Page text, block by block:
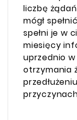
liczbę
mógł
spełni je w
miesięcy
uprzednio
otrzymania